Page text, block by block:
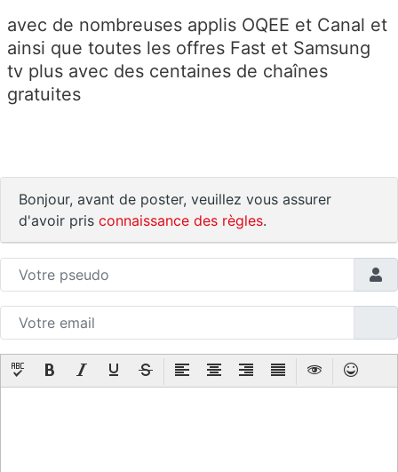
avec de nombreuses applis OQEE et Canal et
ainsi que toutes les offres Fast et Samsung
tv plus avec des centaines de chaînes
gratuites
Bonjour, avant de poster, veuillez vous assurer
d'avoir pris connaissance des règles.